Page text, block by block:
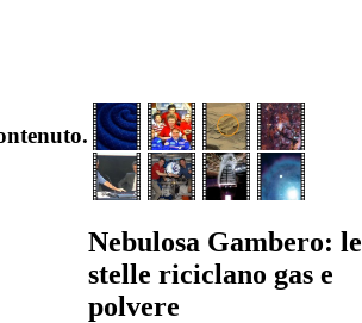
Nebulosa Gambero: le
stelle riciclano gas e
polvere